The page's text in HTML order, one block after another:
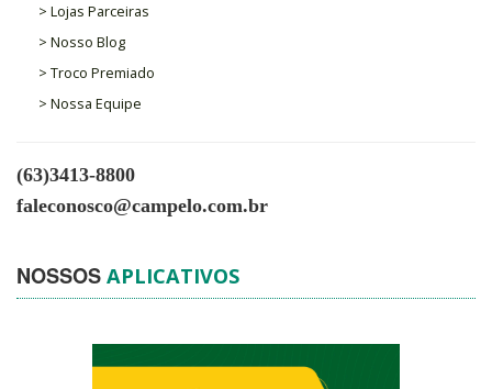
> Lojas Parceiras
> Nosso Blog
> Troco Premiado
> Nossa Equipe
(63)3413-8800
faleconosco@campelo.com.br
NOSSOS APLICATIVOS